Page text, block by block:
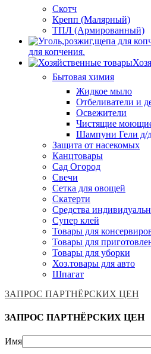
Скотч
Крепп (Малярный)
ТПЛ (Армированный)
для копчения.
Бытовая химия
Жидкое мыло
Отбеливатели и
Освежители
Чистящие моющие
Шампуни Гели д/
Защита от насекомых
Канцтовары
Сад Огород
Свечи
Сетка для овощей
Скатерти
Средства
Супер клей
Товары для
Товары для
Товары для уборки
Хоз.товары для авто
Шпагат
ЗАПРОС ПАРТНЁРСКИХ ЦЕН
ЗАПРОС ПАРТНЁРСКИХ ЦЕН
Имя